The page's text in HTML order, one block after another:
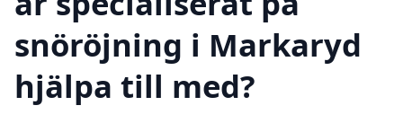
snöröjning i Markaryd
hjälpa till med?